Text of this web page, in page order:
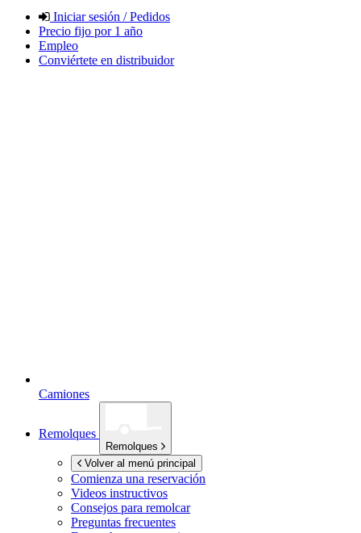
Iniciar sesión / Pedidos
Precio fijo por 1 año
Empleo
Conviértete en distribuidor
Camiones
Remolques
Remolques
Volver al menú principal
Comienza una reservación
Videos instructivos
Consejos para remolcar
Preguntas frecuentes